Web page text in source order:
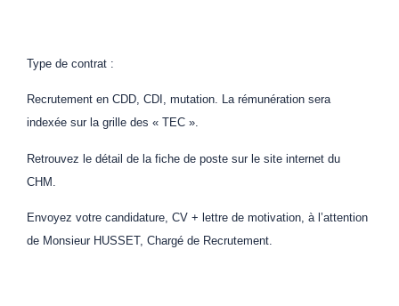
Type de contrat :
Recrutement en CDD, CDI, mutation. La rémunération sera
indexée sur la grille des « TEC ».
Retrouvez le détail de la fiche de poste sur le site internet du
CHM.
Envoyez votre candidature, CV + lettre de motivation, à l’attention
de Monsieur HUSSET, Chargé de Recrutement.